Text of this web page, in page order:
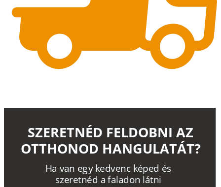
Ha van egy kedvenc képed és
szeretnéd a faladon látni
SZERETNÉD FELDOBNI AZ
OTTHONOD HANGULATÁT?